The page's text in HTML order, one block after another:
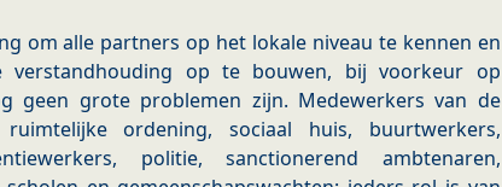
om alle partners op het lokale niveau te kennen en
verstandhouding op te bouwen, bij voorkeur op
geen grote problemen zijn. Medewerkers van de
ordening, sociaal huis, buurtwerkers,
politie, sanctionerend ambtenaren,